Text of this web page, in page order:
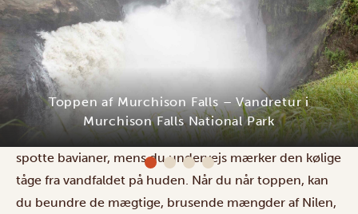
Bamboo Village Safari Lodge
Følg i fodsporene på berømtheder som Winston
Churchill og bestig toppen af Murchison Falls! Denne
45-minutters vandretur er relativt let, da stien er
belagt med trapper og gangbroer. Med lidt held kan du
spotte bavianer, mens du undervejs mærker den kølige
tåge fra vandfaldet på huden. Når du når toppen, kan
du beundre de mægtige, brusende mængder af Nilen,